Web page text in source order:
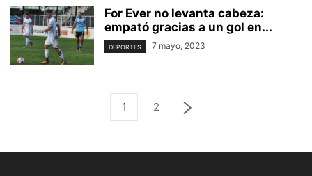
For Ever no levanta cabeza:
empató gracias a un gol en...
DEPORTES 7 mayo, 2023
1 2